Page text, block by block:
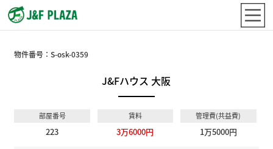
物件番号：S-osk-0359
J&Fハウス 大阪
部屋番号
223
賃料
3万6000円
管理費(共益費)
1万5000円